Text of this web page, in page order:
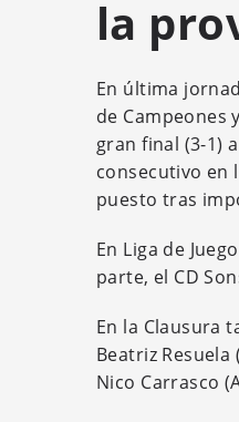
la
En última
de Campeones
gran final (3-1)
consecutivo en
puesto tras
En Liga de
parte, el CD
En la Clausura
Beatriz Resuela
Nico Carrasco